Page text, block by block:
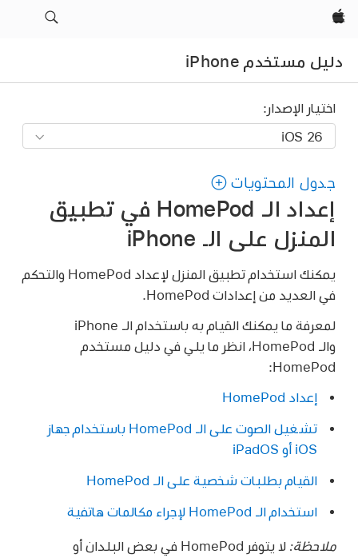
Apple‏
دليل مستخدم iPhone
اختيار الإصدار:
جدول المحتويات
إعداد الـ HomePod في تطبيق
المنزل على الـ iPhone
يمكنك استخدام تطبيق المنزل لإعداد HomePod والتحكم
في العديد من إعدادات HomePod.
لمعرفة ما يمكنك القيام به باستخدام الـ iPhone
والـ HomePod، انظر ما يلي في دليل مستخدم
HomePod:
إعداد HomePod
تشغيل الصوت على الـ HomePod باستخدام جهاز
iOS أو iPadOS
القيام بطلبات شخصية على الـ HomePod
استخدام الـ HomePod لإجراء مكالمات هاتفية
ملاحظة:
لا يتوفر HomePod في بعض البلدان أو